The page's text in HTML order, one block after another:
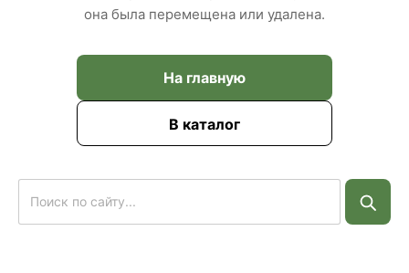
она была перемещена или удалена.
На главную
В каталог